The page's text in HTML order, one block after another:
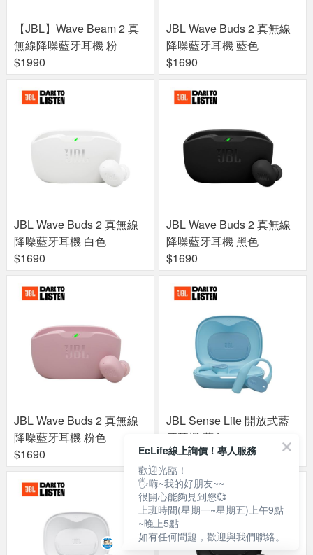
【JBL】Wave Beam 2 真
無線降噪藍牙耳機 粉
$1990
JBL Wave Buds 2 真無線
降噪藍牙耳機 藍色
$1690
JBL Wave Buds 2 真無線
降噪藍牙耳機 白色
$1690
JBL Wave Buds 2 真無線
降噪藍牙耳機 黑色
$1690
JBL Wave Buds 2 真無線
降噪藍牙耳機 粉色
$1690
JBL Sense Lite 開放式藍
牙耳機 藍色
$2990
EcLife線上詢價！專人服務
歡迎光臨！
🖐嗨~我的好朋友~~
很開心能夠見到您💞
上班時間(星期一~星期五)上午9點
~晚上5點
如有任何問題，歡迎與我們聯絡。